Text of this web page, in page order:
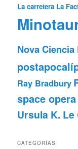
La carretera La
Nova
Ray Bradbury
space opera
Ursula K. Le
CATEGORÍAS